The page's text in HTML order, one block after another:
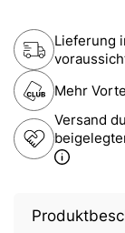
Lieferung
Mehr
Versand